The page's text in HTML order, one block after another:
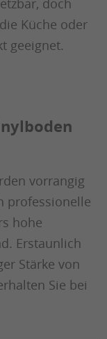
doch
Küche oder
geeignet.
vorrangig
professionelle
hohe
Erstaunlich
Stärke von
Sie bei